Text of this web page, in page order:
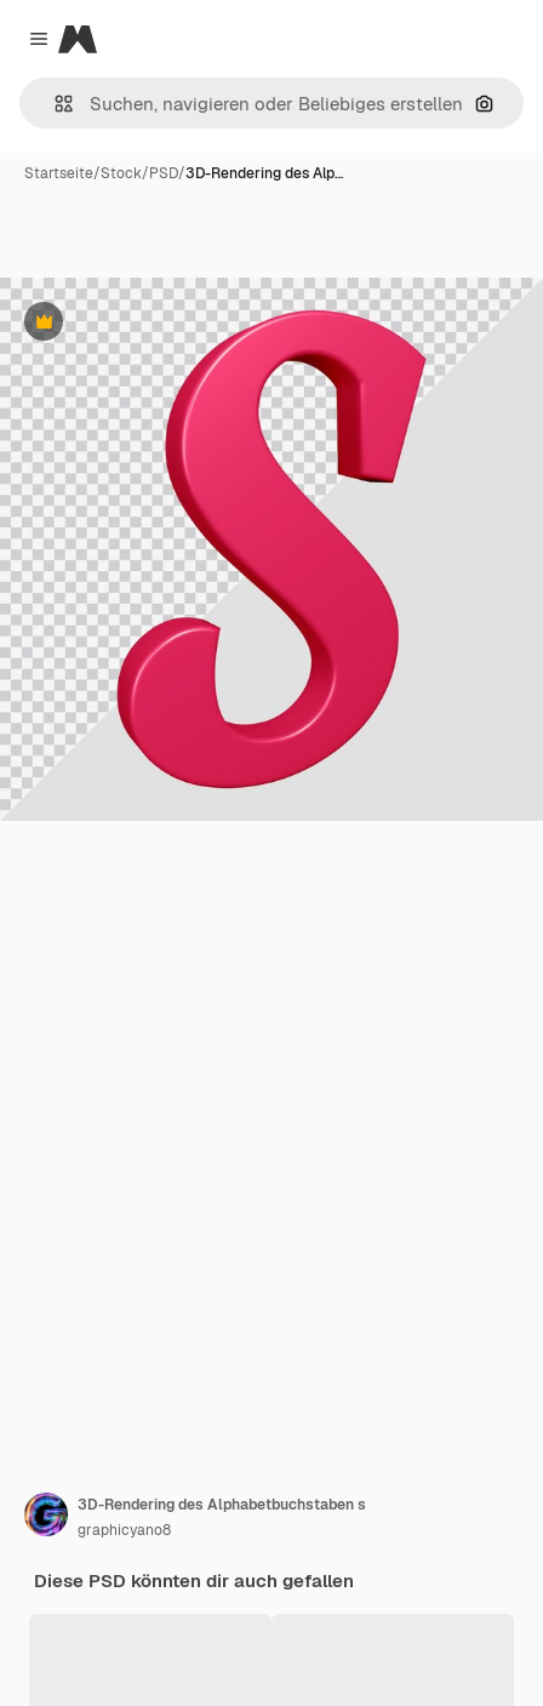
Close menu
Magnific
Nach
Startseite/Stock/PSD/3D-Rendering des Alp…
Premium
3D-Rendering des Alphabetbuchstaben s
graphicyano8
Diese PSD könnten dir auch gefallen